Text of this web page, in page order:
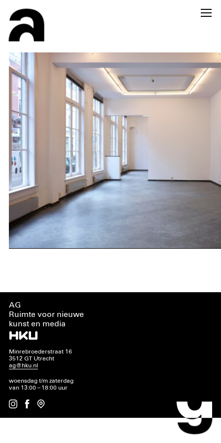
AG
Ruimte voor nieuwe
kunst en media
Minrebroederstraat 16
3512 GT Utrecht
ag@hku.nl
woensdag t/m zaterdag
van 13:00 – 18:00 uur